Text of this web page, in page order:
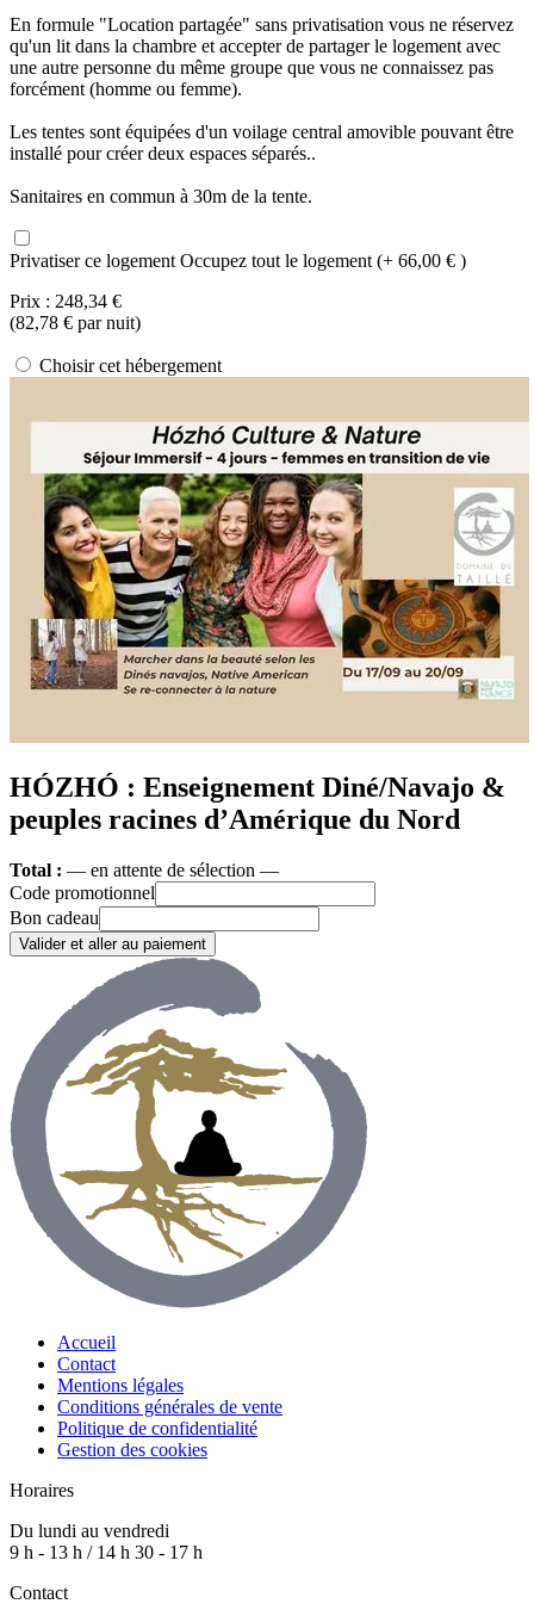
En formule "Location partagée" sans privatisation vous ne réservez
qu'un lit dans la chambre et accepter de partager le logement avec
une autre personne du même groupe que vous ne connaissez pas
forcément (homme ou femme).
Les tentes sont équipées d'un voilage central amovible pouvant être
installé pour créer deux espaces séparés..
Sanitaires en commun à 30m de la tente.
Privatiser ce logement Occupez tout le logement (+ 66,00 € )
Prix : 248,34 €
(82,78 € par nuit)
Choisir cet hébergement
HÓZHÓ : Enseignement Diné/Navajo &
peuples racines d’Amérique du Nord
Total : — en attente de sélection —
Code promotionnel
Bon cadeau
Valider et aller au paiement
Accueil
Contact
Mentions légales
Conditions générales de vente
Politique de confidentialité
Gestion des cookies
Horaires
Du lundi au vendredi
9 h - 13 h / 14 h 30 - 17 h
Contact